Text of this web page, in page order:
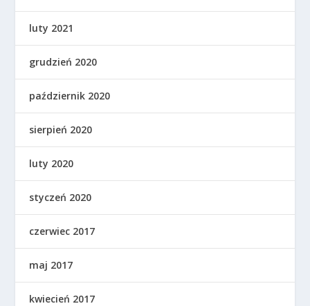
luty 2021
grudzień 2020
październik 2020
sierpień 2020
luty 2020
styczeń 2020
czerwiec 2017
maj 2017
kwiecień 2017